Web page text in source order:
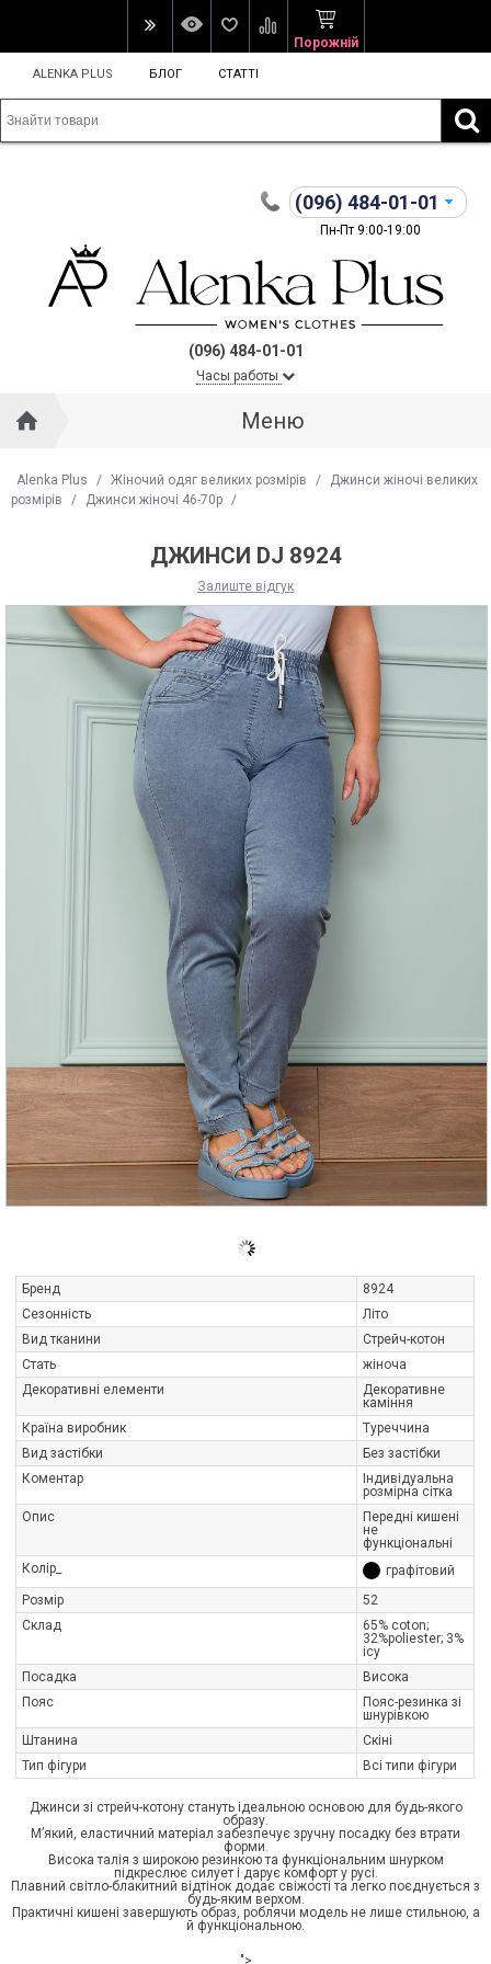
Порожній
ALENKA PLUS БЛОГ СТАТТІ
(096) 484-01-01
Пн-Пт 9:00-19:00
(096) 484-01-01
Часы работы
Меню
Alenka Plus / Жіночий одяг великих розмірів /
Джинси жіночі великих
розмірів
/ Джинси жіночі 46-70р /
ДЖИНСИ DJ 8924
Залиште відгук
Бренд
8924
Сезонність
Літо
Вид тканини
Стрейч-котон
Стать
жіноча
Декоративні елементи
Декоративне
каміння
Країна виробник
Туреччина
Вид застібки
Без застібки
Коментар
Індивідуальна
розмірна сітка
Опис
Передні кишені
не
функціональні
Колір_
графітовий
Розмір
52
Склад
65% coton;
32%poliester; 3%
icy
Посадка
Висока
Пояс
Пояс-резинка зі
шнурівкою
Штанина
Скіні
Тип фігури
Всі типи фігури
Джинси зі стрейч-котону стануть ідеальною основою для будь-якого
образу.
М’який, еластичний матеріал забезпечує зручну посадку без втрати
форми.
Висока талія з широкою резинкою та функціональним шнурком
підкреслює силует і дарує комфорт у русі.
Плавний світло-блакитний відтінок додає свіжості та легко поєднується з
будь-яким верхом.
Практичні кишені завершують образ, роблячи модель не лише стильною, а
й функціональною.
">